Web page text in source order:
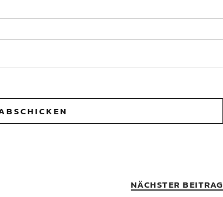
NÄCHSTER BEITRAG